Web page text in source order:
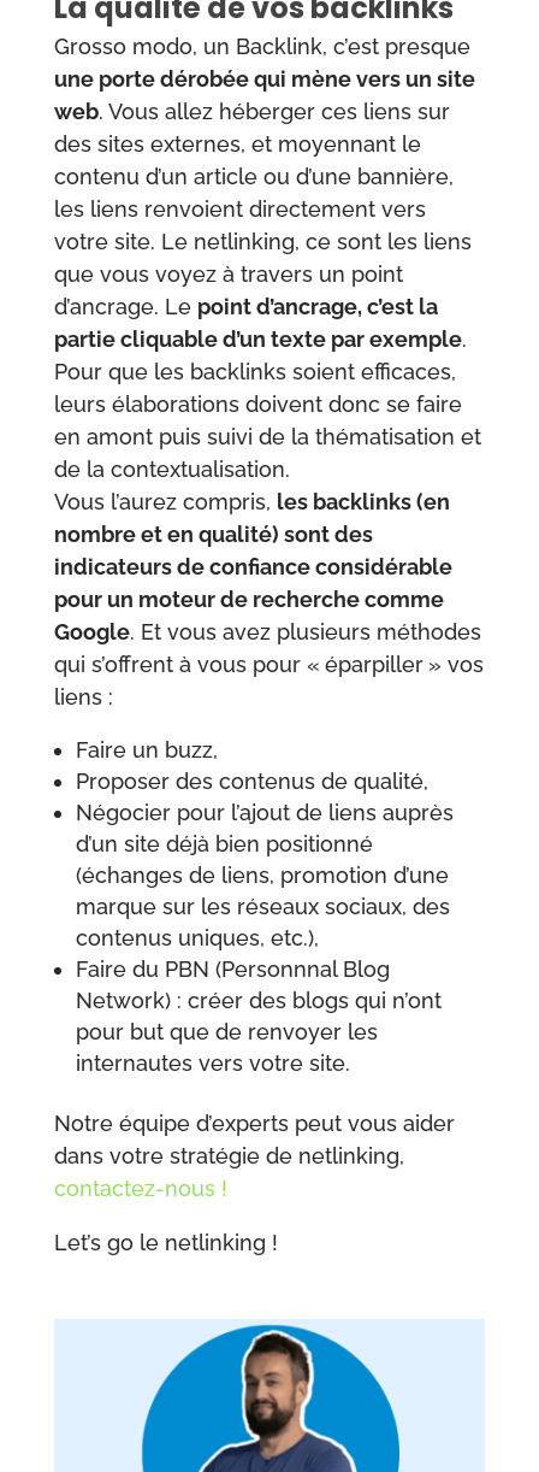
Grosso modo, un Backlink, c’est presque
une porte dérobée qui mène vers un site
web. Vous allez héberger ces liens sur
des sites externes, et moyennant le
contenu d’un article ou d’une bannière,
les liens renvoient directement vers
votre site. Le netlinking, ce sont les liens
que vous voyez à travers un point
d’ancrage. Le point d’ancrage, c’est la
partie cliquable d’un texte par exemple.
Pour que les backlinks soient efficaces,
leurs élaborations doivent donc se faire
en amont puis suivi de la thématisation et
de la contextualisation.
Vous l’aurez compris, les backlinks (en
nombre et en qualité) sont des
indicateurs de confiance considérable
pour un moteur de recherche comme
Google. Et vous avez plusieurs méthodes
qui s’offrent à vous pour « éparpiller » vos
liens :
Faire un buzz,
Proposer des contenus de qualité,
Négocier pour l’ajout de liens auprès
d’un site déjà bien positionné
(échanges de liens, promotion d’une
marque sur les réseaux sociaux, des
contenus uniques, etc.),
Faire du PBN (Personnnal Blog
Network) : créer des blogs qui n’ont
pour but que de renvoyer les
internautes vers votre site.
Notre équipe d’experts peut vous aider
dans votre stratégie de netlinking,
contactez-nous !
Let’s go le netlinking !